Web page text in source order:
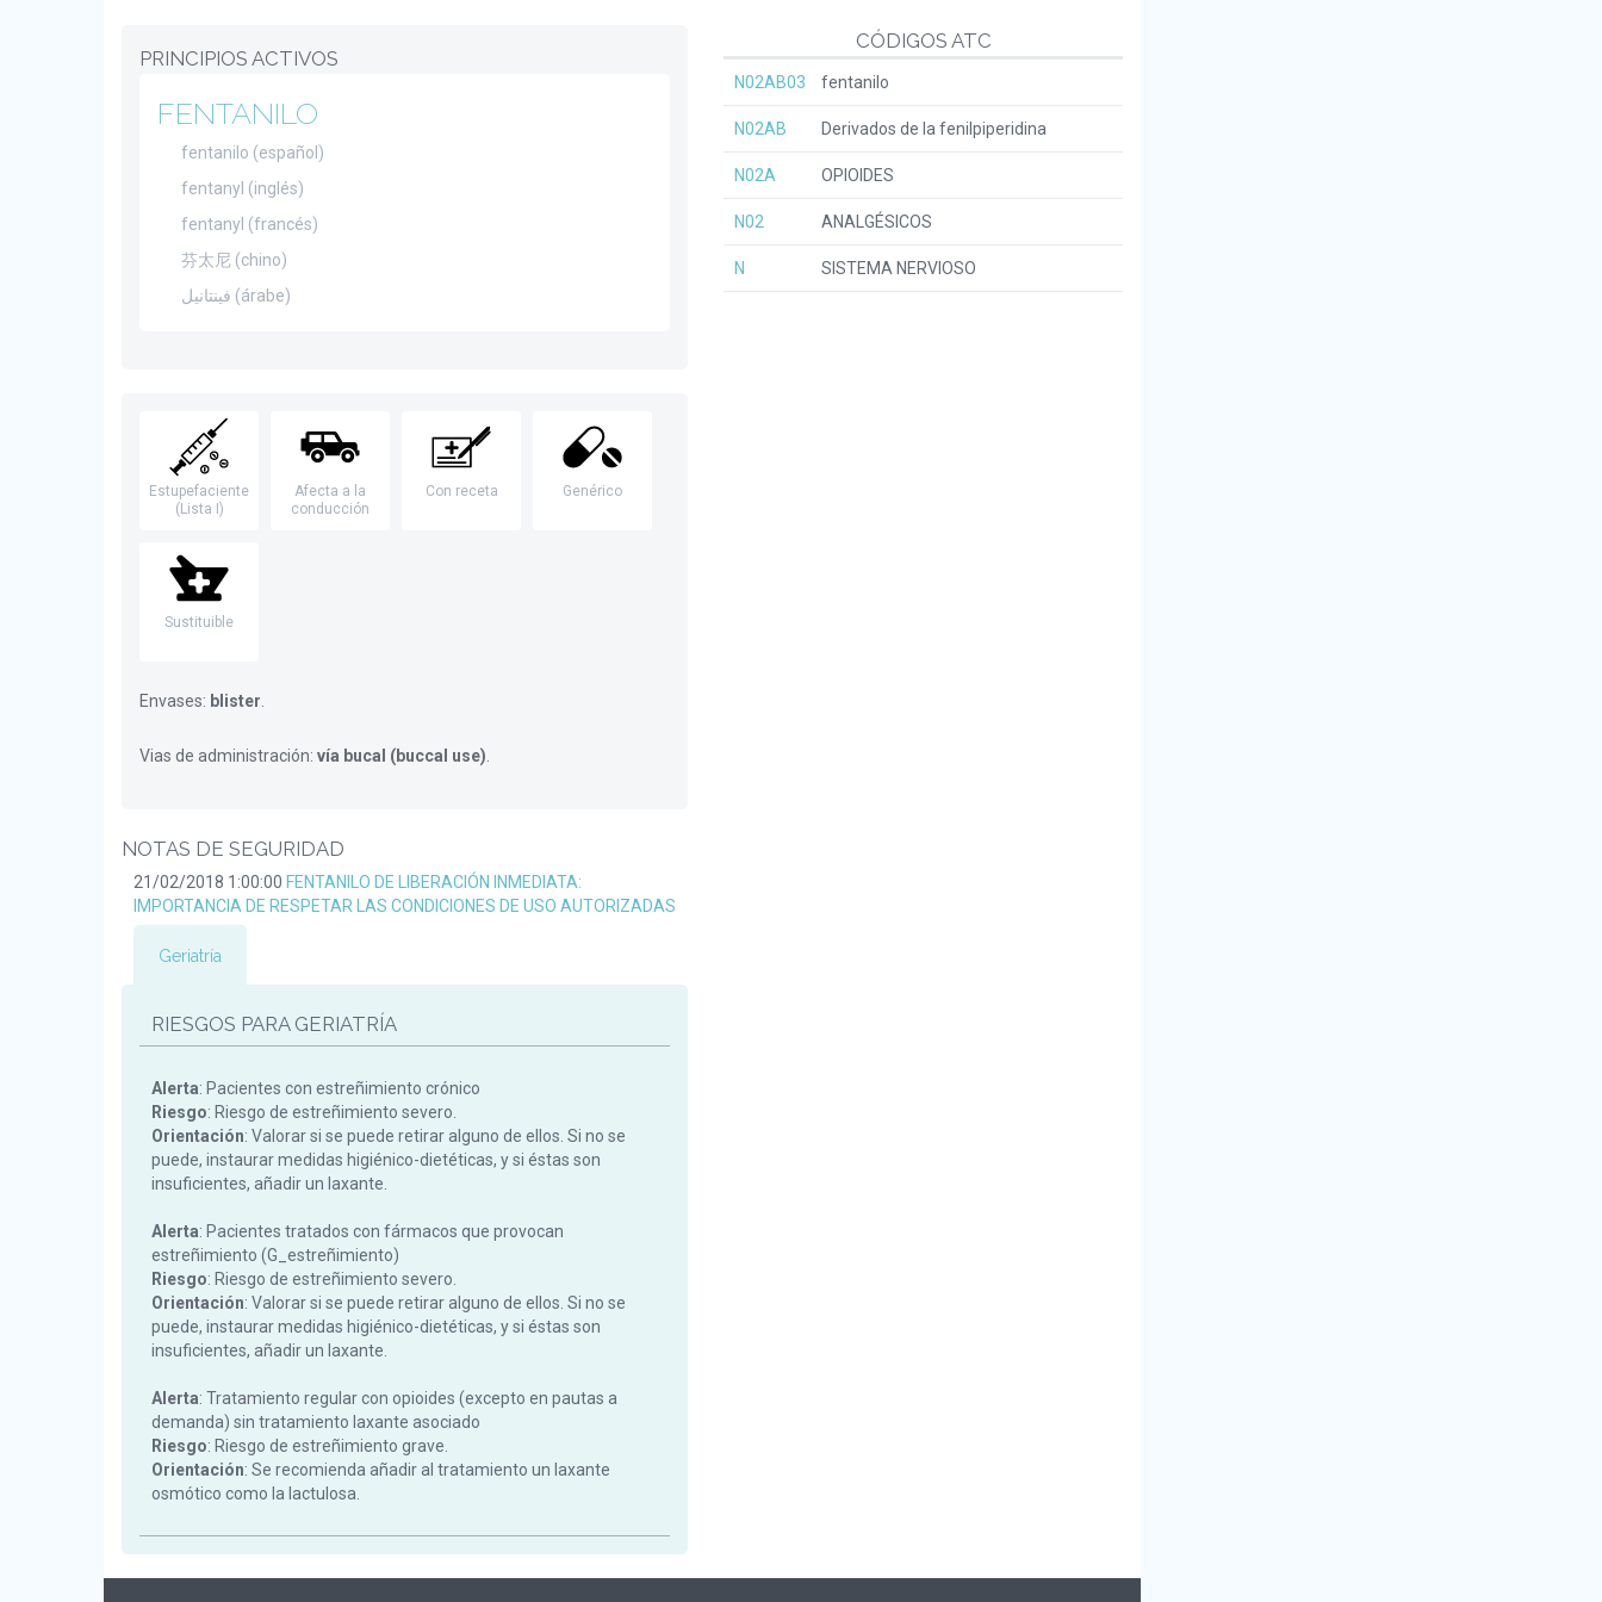
CÓDIGOS ATC
N02AB03 fentanilo
N02AB Derivados de la fenilpiperidina
N02A OPIOIDES
N02 ANALGÉSICOS
N SISTEMA NERVIOSO
PRINCIPIOS ACTIVOS
FENTANILO
fentanilo (español)
fentanyl (inglés)
fentanyl (francés)
芬太尼 (chino)
فينتانيل (árabe)
Estupefaciente
(Lista I)
Afecta a la
conducción
Con receta Genérico
Sustituible
Envases: blister
Vias de administración: vía bucal (buccal use)
NOTAS DE SEGURIDAD
21/02/2018 1:00:00 FENTANILO DE LIBERACIÓN INMEDIATA:
IMPORTANCIA DE RESPETAR LAS CONDICIONES DE USO AUTORIZADAS
Geriatría
RIESGOS PARA GERIATRÍA
Alerta: Pacientes con estreñimiento crónico
Riesgo: Riesgo de estreñimiento severo.
Orientación: Valorar si se puede retirar alguno de ellos. Si no se
puede, instaurar medidas higiénico-dietéticas, y si éstas son
insuficientes, añadir un laxante.
Alerta: Pacientes tratados con fármacos que provocan
estreñimiento (G_estreñimiento)
Riesgo: Riesgo de estreñimiento severo.
Orientación: Valorar si se puede retirar alguno de ellos. Si no se
puede, instaurar medidas higiénico-dietéticas, y si éstas son
insuficientes, añadir un laxante.
Alerta: Tratamiento regular con opioides (excepto en pautas a
demanda) sin tratamiento laxante asociado
Riesgo: Riesgo de estreñimiento grave.
Orientación: Se recomienda añadir al tratamiento un laxante
osmótico como la lactulosa.